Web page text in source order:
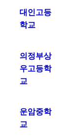
대인고등
학교
의정부상
우고등학
교
운암중학
교